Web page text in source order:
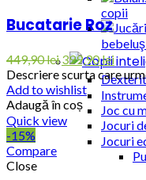
copii
Joc cu
Jocuri
Jocuri
Bucatarie Roz
449,90lei 399,90lei
Descriere scurta care
Add to wishlist
Adaugă în coș
Quick view
-15%
Compare
Close